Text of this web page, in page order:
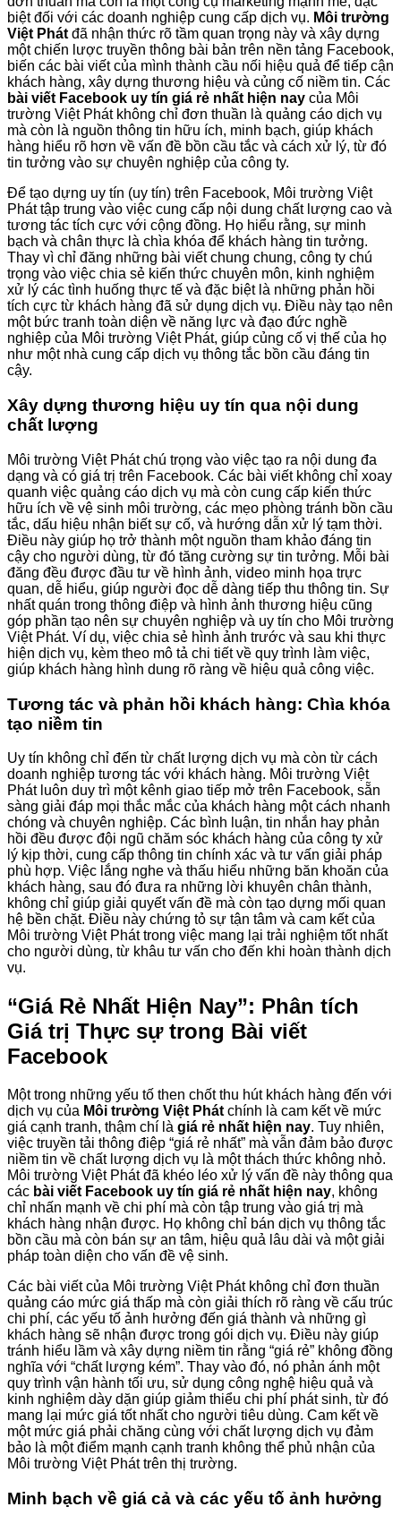
biệt đối với các doanh nghiệp cung cấp dịch vụ. Môi trường
Việt Phát đã nhận thức rõ tầm quan trọng này và xây dựng
một chiến lược truyền thông bài bản trên nền tảng Facebook,
biến các bài viết của mình thành cầu nối hiệu quả để tiếp cận
khách hàng, xây dựng thương hiệu và củng cố niềm tin. Các
bài viết Facebook uy tín giá rẻ nhất hiện nay của Môi
trường Việt Phát không chỉ đơn thuần là quảng cáo dịch vụ
mà còn là nguồn thông tin hữu ích, minh bạch, giúp khách
hàng hiểu rõ hơn về vấn đề bồn cầu tắc và cách xử lý, từ đó
tin tưởng vào sự chuyên nghiệp của công ty.
Để tạo dựng uy tín (uy tín) trên Facebook, Môi trường Việt
Phát tập trung vào việc cung cấp nội dung chất lượng cao và
tương tác tích cực với cộng đồng. Họ hiểu rằng, sự minh
bạch và chân thực là chìa khóa để khách hàng tin tưởng.
Thay vì chỉ đăng những bài viết chung chung, công ty chú
trọng vào việc chia sẻ kiến thức chuyên môn, kinh nghiệm
xử lý các tình huống thực tế và đặc biệt là những phản hồi
tích cực từ khách hàng đã sử dụng dịch vụ. Điều này tạo nên
một bức tranh toàn diện về năng lực và đạo đức nghề
nghiệp của Môi trường Việt Phát, giúp củng cố vị thế của họ
như một nhà cung cấp dịch vụ thông tắc bồn cầu đáng tin
cậy.
Xây dựng thương hiệu uy tín qua nội dung
chất lượng
Môi trường Việt Phát chú trọng vào việc tạo ra nội dung đa
dạng và có giá trị trên Facebook. Các bài viết không chỉ xoay
quanh việc quảng cáo dịch vụ mà còn cung cấp kiến thức
hữu ích về vệ sinh môi trường, các mẹo phòng tránh bồn cầu
tắc, dấu hiệu nhận biết sự cố, và hướng dẫn xử lý tạm thời.
Điều này giúp họ trở thành một nguồn tham khảo đáng tin
cậy cho người dùng, từ đó tăng cường sự tin tưởng. Mỗi bài
đăng đều được đầu tư về hình ảnh, video minh họa trực
quan, dễ hiểu, giúp người đọc dễ dàng tiếp thu thông tin. Sự
nhất quán trong thông điệp và hình ảnh thương hiệu cũng
góp phần tạo nên sự chuyên nghiệp và uy tín cho Môi trường
Việt Phát. Ví dụ, việc chia sẻ hình ảnh trước và sau khi thực
hiện dịch vụ, kèm theo mô tả chi tiết về quy trình làm việc,
giúp khách hàng hình dung rõ ràng về hiệu quả công việc.
Tương tác và phản hồi khách hàng: Chìa khóa
tạo niềm tin
Uy tín không chỉ đến từ chất lượng dịch vụ mà còn từ cách
doanh nghiệp tương tác với khách hàng. Môi trường Việt
Phát luôn duy trì một kênh giao tiếp mở trên Facebook, sẵn
sàng giải đáp mọi thắc mắc của khách hàng một cách nhanh
chóng và chuyên nghiệp. Các bình luận, tin nhắn hay phản
hồi đều được đội ngũ chăm sóc khách hàng của công ty xử
lý kịp thời, cung cấp thông tin chính xác và tư vấn giải pháp
phù hợp. Việc lắng nghe và thấu hiểu những băn khoăn của
khách hàng, sau đó đưa ra những lời khuyên chân thành,
không chỉ giúp giải quyết vấn đề mà còn tạo dựng mối quan
hệ bền chặt. Điều này chứng tỏ sự tận tâm và cam kết của
Môi trường Việt Phát trong việc mang lại trải nghiệm tốt nhất
cho người dùng, từ khâu tư vấn cho đến khi hoàn thành dịch
vụ.
“Giá Rẻ Nhất Hiện Nay”: Phân tích
Giá trị Thực sự trong Bài viết
Facebook
Một trong những yếu tố then chốt thu hút khách hàng đến với
dịch vụ của Môi trường Việt Phát chính là cam kết về mức
giá cạnh tranh, thậm chí là giá rẻ nhất hiện nay. Tuy nhiên,
việc truyền tải thông điệp “giá rẻ nhất” mà vẫn đảm bảo được
niềm tin về chất lượng dịch vụ là một thách thức không nhỏ.
Môi trường Việt Phát đã khéo léo xử lý vấn đề này thông qua
các bài viết Facebook uy tín giá rẻ nhất hiện nay, không
chỉ nhấn mạnh về chi phí mà còn tập trung vào giá trị mà
khách hàng nhận được. Họ không chỉ bán dịch vụ thông tắc
bồn cầu mà còn bán sự an tâm, hiệu quả lâu dài và một giải
pháp toàn diện cho vấn đề vệ sinh.
Các bài viết của Môi trường Việt Phát không chỉ đơn thuần
quảng cáo mức giá thấp mà còn giải thích rõ ràng về cấu trúc
chi phí, các yếu tố ảnh hưởng đến giá thành và những gì
khách hàng sẽ nhận được trong gói dịch vụ. Điều này giúp
tránh hiểu lầm và xây dựng niềm tin rằng “giá rẻ” không đồng
nghĩa với “chất lượng kém”. Thay vào đó, nó phản ánh một
quy trình vận hành tối ưu, sử dụng công nghệ hiệu quả và
kinh nghiệm dày dặn giúp giảm thiểu chi phí phát sinh, từ đó
mang lại mức giá tốt nhất cho người tiêu dùng. Cam kết về
một mức giá phải chăng cùng với chất lượng dịch vụ đảm
bảo là một điểm mạnh cạnh tranh không thể phủ nhận của
Môi trường Việt Phát trên thị trường.
Minh bạch về giá cả và các yếu tố ảnh hưởng